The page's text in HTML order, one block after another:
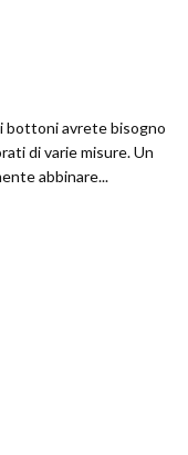
bottoni avrete bisogno
di varie misure. Un
abbinare...